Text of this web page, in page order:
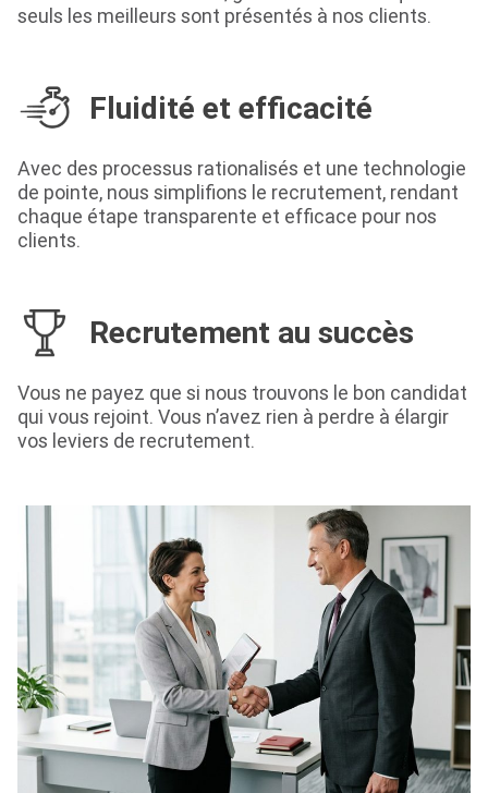
seuls les meilleurs sont présentés à nos clients.
Fluidité et efficacité
Avec des processus rationalisés et une technologie
de pointe, nous simplifions le recrutement, rendant
chaque étape transparente et efficace pour nos
clients.
Recrutement au succès
Vous ne payez que si nous trouvons le bon candidat
qui vous rejoint. Vous n’avez rien à perdre à élargir
vos leviers de recrutement.